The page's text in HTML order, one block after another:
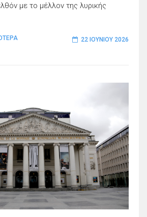
με το μέλλον της λυρικής
22 ΙΟΥΝΊΟΥ 2026